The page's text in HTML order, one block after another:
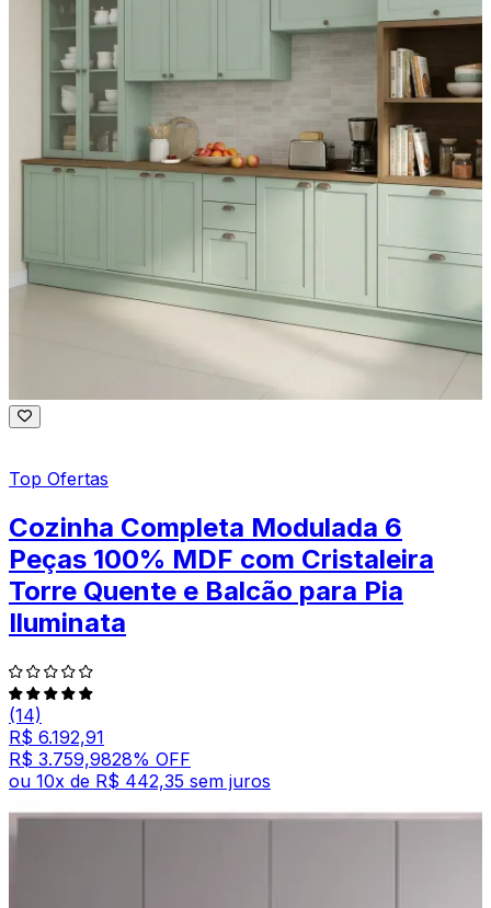
Top Ofertas
Cozinha Completa Modulada 6
Peças 100% MDF com Cristaleira
Torre Quente e Balcão para Pia
Iluminata
(14)
R$ 6.192,91
R$ 3.759,9828% OFF
ou 10x de R$ 442,35 sem juros